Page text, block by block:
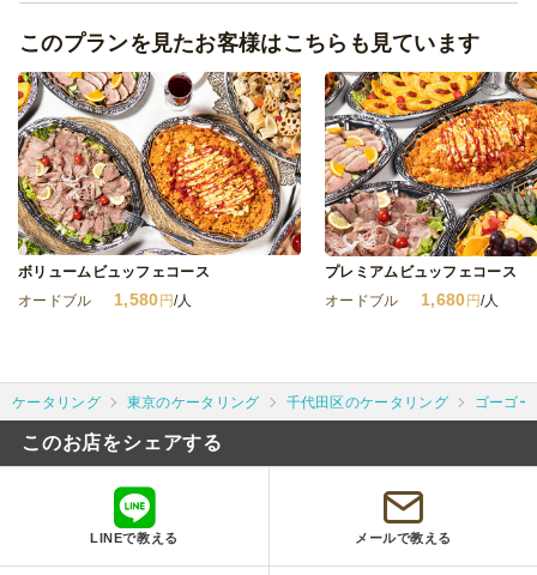
このプランを見たお客様はこちらも見ています
ボリュームビュッフェコース
オードブル
1,580円/人
プレミアムビュッフェコース
オードブル
1,680円/人
ケータリング 東京のケータリング 千代田区のケータリング ゴーゴー
このお店をシェアする
LINEで教える メールで教える